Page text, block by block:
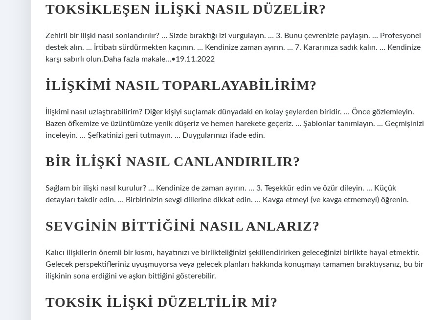
TOKSIKLEŞEN ILIŞKI NASIL DÜZELIR?
Zehirli bir ilişki nasıl sonlandırılır? … Sizde bıraktığı izi vurgulayın. … 3. Bunu çevrenizle paylaşın. … Profesyonel
destek alın. … İrtibatı sürdürmekten kaçının. … Kendinize zaman ayırın. … 7. Kararınıza sadık kalın. … Kendinize
karşı sabırlı olun.Daha fazla makale…•19.11.2022
İLIŞKIMI NASIL TOPARLAYABILIRIM?
İlişkimi nasıl uzlaştırabilirim? Diğer kişiyi suçlamak dünyadaki en kolay şeylerden biridir. … Önce gözlemleyin.
Bazen öfkemize ve üzüntümüze yenik düşeriz ve hemen harekete geçeriz. … Şablonlar tanımlayın. … Geçmişinizi
inceleyin. … Şefkatinizi geri tutmayın. … Duygularınızı ifade edin.
BIR ILIŞKI NASIL CANLANDIRILIR?
Sağlam bir ilişki nasıl kurulur? … Kendinize de zaman ayırın. … 3. Teşekkür edin ve özür dileyin. … Küçük
detayları takdir edin. … Birbirinizin sevgi dillerine dikkat edin. … Kavga etmeyi (ve kavga etmemeyi) öğrenin.
SEVGININ BITTIĞINI NASIL ANLARIZ?
Kalıcı ilişkilerin önemli bir kısmı, hayatınızı ve birlikteliğinizi şekillendirirken geleceğinizi birlikte hayal etmektir.
Gelecek perspektifleriniz uyuşmuyorsa veya gelecek planları hakkında konuşmayı tamamen bıraktıysanız, bu bir
ilişkinin sona erdiğini ve aşkın bittiğini gösterebilir.
TOKSIK ILIŞKI DÜZELTILIR MI?